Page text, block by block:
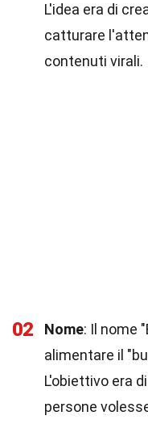
L'idea era di
catturare
contenuti virali.
02 Nome: Il nome
alimentare il
L'obiettivo era
persone